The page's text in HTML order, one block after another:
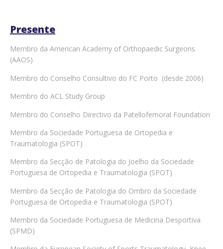
Presente
Membro da American Academy of Orthopaedic Surgeons
(AAOS)
Membro do Conselho Consultivo do FC Porto (desde 2006)
Membro do ACL Study Group
Membro do Conselho Directivo da Patellofemoral Foundation
Membro da Sociedade Portuguesa de Ortopedia e
Traumatologia (SPOT)
Membro da Secção de Patologia do Joelho da Sociedade
Portuguesa de Ortopedia e Traumatologia (SPOT)
Membro da Secção de Patologia do Ombro da Sociedade
Portuguesa de Ortopedia e Traumatologia (SPOT)
Membro da Sociedade Portuguesa de Medicina Desportiva
(SPMD)